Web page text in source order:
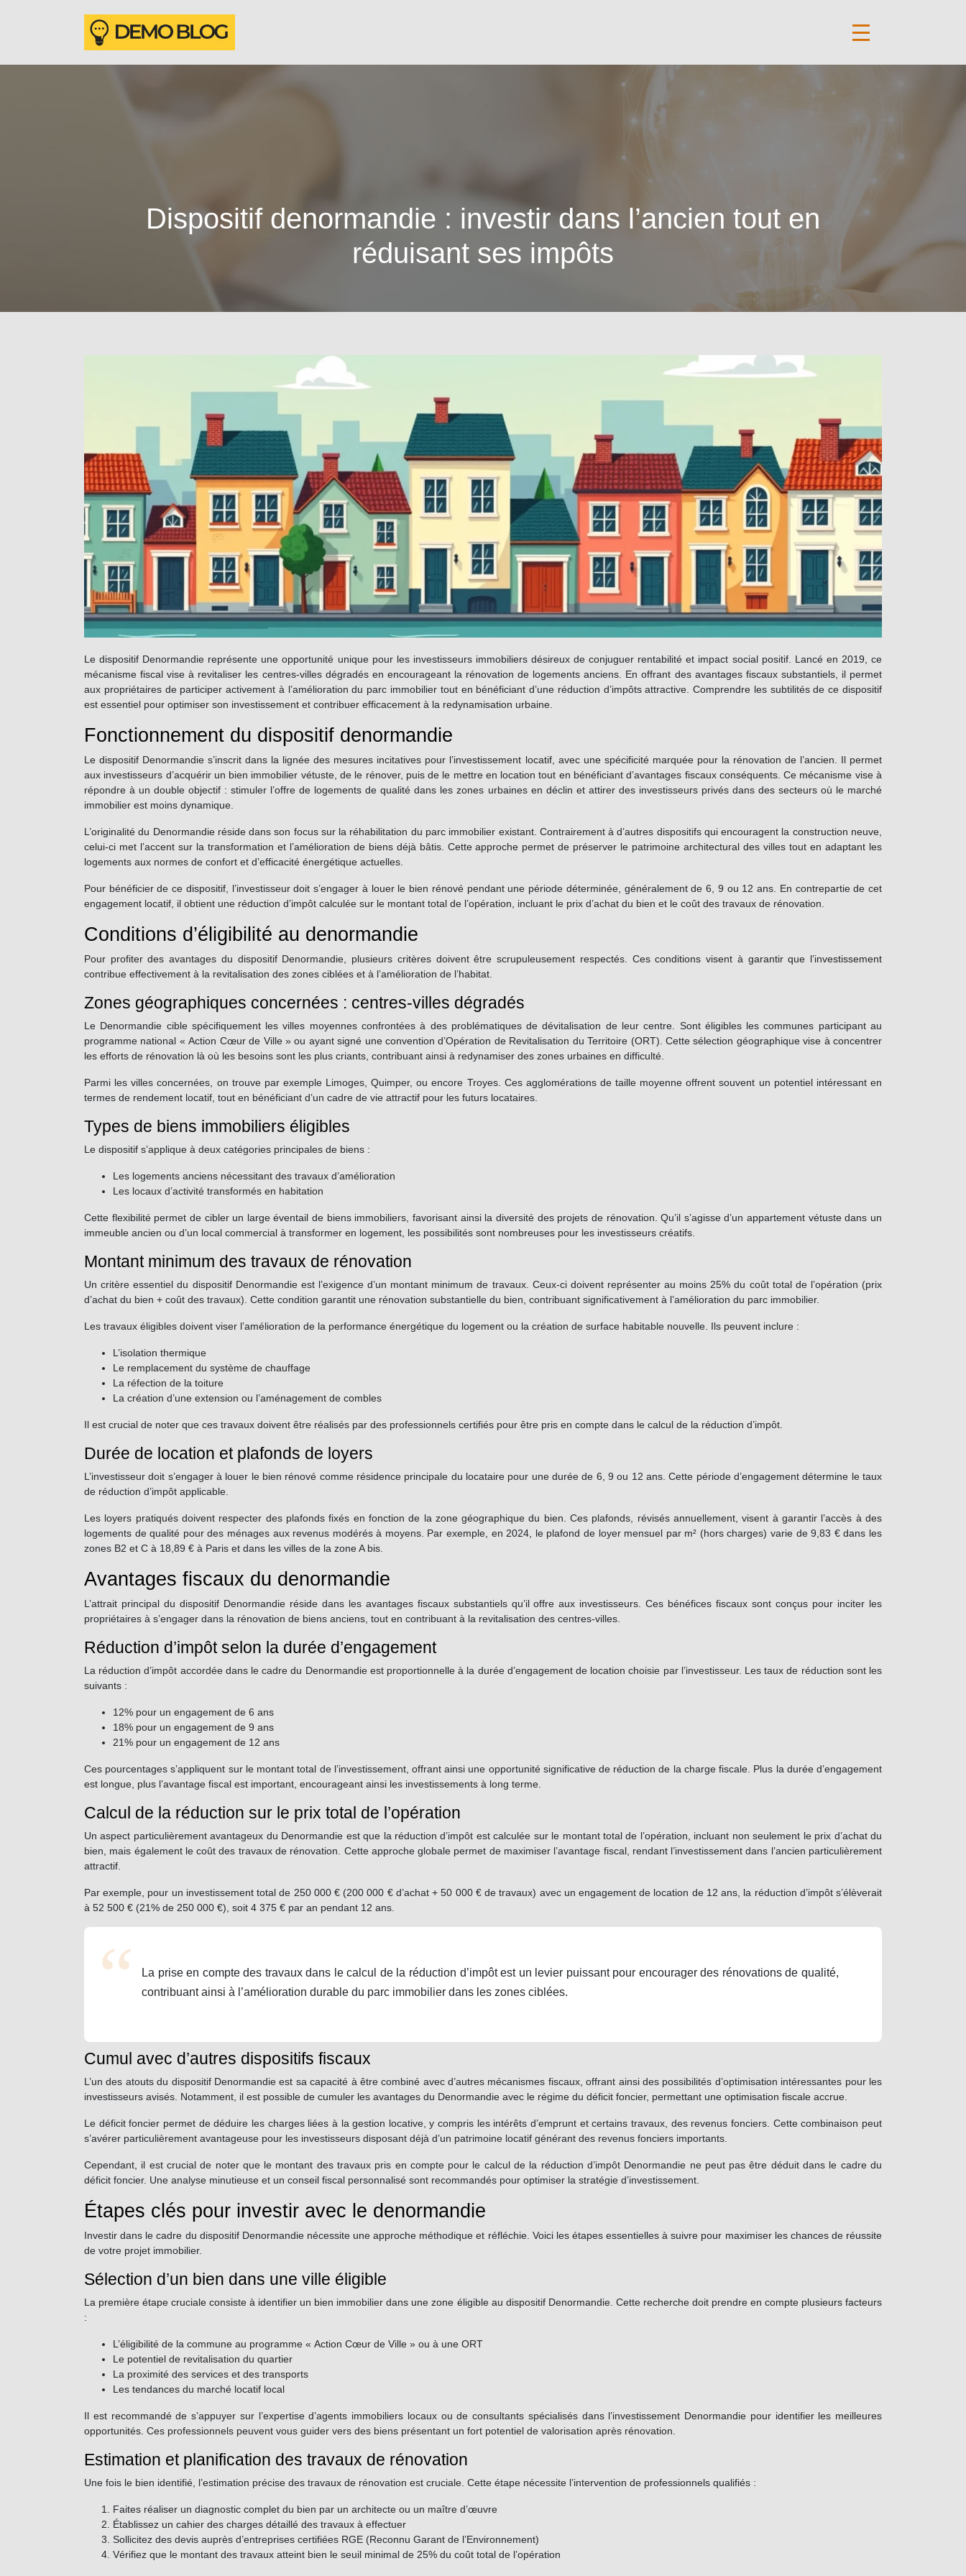
Dispositif denormandie : investir dans l’ancien tout en
réduisant ses impôts
Le dispositif Denormandie représente une opportunité unique pour les investisseurs immobiliers désireux de conjuguer rentabilité et impact social positif. Lancé en 2019, ce
mécanisme fiscal vise à revitaliser les centres-villes dégradés en encourageant la rénovation de logements anciens. En offrant des avantages fiscaux substantiels, il permet
aux propriétaires de participer activement à l’amélioration du parc immobilier tout en bénéficiant d’une réduction d’impôts attractive. Comprendre les subtilités de ce dispositif
est essentiel pour optimiser son investissement et contribuer efficacement à la redynamisation urbaine.
Fonctionnement du dispositif denormandie
Le dispositif Denormandie s’inscrit dans la lignée des mesures incitatives pour l’investissement locatif, avec une spécificité marquée pour la rénovation de l’ancien. Il permet
aux investisseurs d’acquérir un bien immobilier vétuste, de le rénover, puis de le mettre en location tout en bénéficiant d’avantages fiscaux conséquents. Ce mécanisme vise à
répondre à un double objectif : stimuler l’offre de logements de qualité dans les zones urbaines en déclin et attirer des investisseurs privés dans des secteurs où le marché
immobilier est moins dynamique.
L’originalité du Denormandie réside dans son focus sur la réhabilitation du parc immobilier existant. Contrairement à d’autres dispositifs qui encouragent la construction neuve,
celui-ci met l’accent sur la transformation et l’amélioration de biens déjà bâtis. Cette approche permet de préserver le patrimoine architectural des villes tout en adaptant les
logements aux normes de confort et d’efficacité énergétique actuelles.
Pour bénéficier de ce dispositif, l’investisseur doit s’engager à louer le bien rénové pendant une période déterminée, généralement de 6, 9 ou 12 ans. En contrepartie de cet
engagement locatif, il obtient une réduction d’impôt calculée sur le montant total de l’opération, incluant le prix d’achat du bien et le coût des travaux de rénovation.
Conditions d’éligibilité au denormandie
Pour profiter des avantages du dispositif Denormandie, plusieurs critères doivent être scrupuleusement respectés. Ces conditions visent à garantir que l’investissement
contribue effectivement à la revitalisation des zones ciblées et à l’amélioration de l’habitat.
Zones géographiques concernées : centres-villes dégradés
Le Denormandie cible spécifiquement les villes moyennes confrontées à des problématiques de dévitalisation de leur centre. Sont éligibles les communes participant au
programme national « Action Cœur de Ville » ou ayant signé une convention d’Opération de Revitalisation du Territoire (ORT). Cette sélection géographique vise à concentrer
les efforts de rénovation là où les besoins sont les plus criants, contribuant ainsi à redynamiser des zones urbaines en difficulté.
Parmi les villes concernées, on trouve par exemple Limoges, Quimper, ou encore Troyes. Ces agglomérations de taille moyenne offrent souvent un potentiel intéressant en
termes de rendement locatif, tout en bénéficiant d’un cadre de vie attractif pour les futurs locataires.
Types de biens immobiliers éligibles
Le dispositif s’applique à deux catégories principales de biens :
Les logements anciens nécessitant des travaux d’amélioration
Les locaux d’activité transformés en habitation
Cette flexibilité permet de cibler un large éventail de biens immobiliers, favorisant ainsi la diversité des projets de rénovation. Qu’il s’agisse d’un appartement vétuste dans un
immeuble ancien ou d’un local commercial à transformer en logement, les possibilités sont nombreuses pour les investisseurs créatifs.
Montant minimum des travaux de rénovation
Un critère essentiel du dispositif Denormandie est l’exigence d’un montant minimum de travaux. Ceux-ci doivent représenter au moins 25% du coût total de l’opération (prix
d’achat du bien + coût des travaux). Cette condition garantit une rénovation substantielle du bien, contribuant significativement à l’amélioration du parc immobilier.
Les travaux éligibles doivent viser l’amélioration de la performance énergétique du logement ou la création de surface habitable nouvelle. Ils peuvent inclure :
L’isolation thermique
Le remplacement du système de chauffage
La réfection de la toiture
La création d’une extension ou l’aménagement de combles
Il est crucial de noter que ces travaux doivent être réalisés par des professionnels certifiés pour être pris en compte dans le calcul de la réduction d’impôt.
Durée de location et plafonds de loyers
L’investisseur doit s’engager à louer le bien rénové comme résidence principale du locataire pour une durée de 6, 9 ou 12 ans. Cette période d’engagement détermine le taux
de réduction d’impôt applicable.
Les loyers pratiqués doivent respecter des plafonds fixés en fonction de la zone géographique du bien. Ces plafonds, révisés annuellement, visent à garantir l’accès à des
logements de qualité pour des ménages aux revenus modérés à moyens. Par exemple, en 2024, le plafond de loyer mensuel par m² (hors charges) varie de 9,83 € dans les
zones B2 et C à 18,89 € à Paris et dans les villes de la zone A bis.
Avantages fiscaux du denormandie
L’attrait principal du dispositif Denormandie réside dans les avantages fiscaux substantiels qu’il offre aux investisseurs. Ces bénéfices fiscaux sont conçus pour inciter les
propriétaires à s’engager dans la rénovation de biens anciens, tout en contribuant à la revitalisation des centres-villes.
Réduction d’impôt selon la durée d’engagement
La réduction d’impôt accordée dans le cadre du Denormandie est proportionnelle à la durée d’engagement de location choisie par l’investisseur. Les taux de réduction sont les
suivants :
12% pour un engagement de 6 ans
18% pour un engagement de 9 ans
21% pour un engagement de 12 ans
Ces pourcentages s’appliquent sur le montant total de l’investissement, offrant ainsi une opportunité significative de réduction de la charge fiscale. Plus la durée d’engagement
est longue, plus l’avantage fiscal est important, encourageant ainsi les investissements à long terme.
Calcul de la réduction sur le prix total de l’opération
Un aspect particulièrement avantageux du Denormandie est que la réduction d’impôt est calculée sur le montant total de l’opération, incluant non seulement le prix d’achat du
bien, mais également le coût des travaux de rénovation. Cette approche globale permet de maximiser l’avantage fiscal, rendant l’investissement dans l’ancien particulièrement
attractif.
Par exemple, pour un investissement total de 250 000 € (200 000 € d’achat + 50 000 € de travaux) avec un engagement de location de 12 ans, la réduction d’impôt s’élèverait
à 52 500 € (21% de 250 000 €), soit 4 375 € par an pendant 12 ans.
La prise en compte des travaux dans le calcul de la réduction d’impôt est un levier puissant pour encourager des rénovations de qualité,
contribuant ainsi à l’amélioration durable du parc immobilier dans les zones ciblées.
Cumul avec d’autres dispositifs fiscaux
L’un des atouts du dispositif Denormandie est sa capacité à être combiné avec d’autres mécanismes fiscaux, offrant ainsi des possibilités d’optimisation intéressantes pour les
investisseurs avisés. Notamment, il est possible de cumuler les avantages du Denormandie avec le régime du déficit foncier, permettant une optimisation fiscale accrue.
Le déficit foncier permet de déduire les charges liées à la gestion locative, y compris les intérêts d’emprunt et certains travaux, des revenus fonciers. Cette combinaison peut
s’avérer particulièrement avantageuse pour les investisseurs disposant déjà d’un patrimoine locatif générant des revenus fonciers importants.
Cependant, il est crucial de noter que le montant des travaux pris en compte pour le calcul de la réduction d’impôt Denormandie ne peut pas être déduit dans le cadre du
déficit foncier. Une analyse minutieuse et un conseil fiscal personnalisé sont recommandés pour optimiser la stratégie d’investissement.
Étapes clés pour investir avec le denormandie
Investir dans le cadre du dispositif Denormandie nécessite une approche méthodique et réfléchie. Voici les étapes essentielles à suivre pour maximiser les chances de réussite
de votre projet immobilier.
Sélection d’un bien dans une ville éligible
La première étape cruciale consiste à identifier un bien immobilier dans une zone éligible au dispositif Denormandie. Cette recherche doit prendre en compte plusieurs facteurs
:
L’éligibilité de la commune au programme « Action Cœur de Ville » ou à une ORT
Le potentiel de revitalisation du quartier
La proximité des services et des transports
Les tendances du marché locatif local
Il est recommandé de s’appuyer sur l’expertise d’agents immobiliers locaux ou de consultants spécialisés dans l’investissement Denormandie pour identifier les meilleures
opportunités. Ces professionnels peuvent vous guider vers des biens présentant un fort potentiel de valorisation après rénovation.
Estimation et planification des travaux de rénovation
Une fois le bien identifié, l’estimation précise des travaux de rénovation est cruciale. Cette étape nécessite l’intervention de professionnels qualifiés :
Faites réaliser un diagnostic complet du bien par un architecte ou un maître d’œuvre
Établissez un cahier des charges détaillé des travaux à effectuer
Sollicitez des devis auprès d’entreprises certifiées RGE (Reconnu Garant de l’Environnement)
Vérifiez que le montant des travaux atteint bien le seuil minimal de 25% du coût total de l’opération